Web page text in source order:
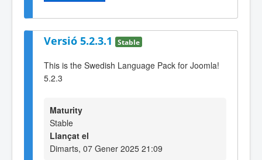
Versió 5.2.3.1 Stable
This is the Swedish Language Pack for Joomla!
5.2.3
Maturity
Stable
Llançat el
Dimarts, 07 Gener 2025 21:09